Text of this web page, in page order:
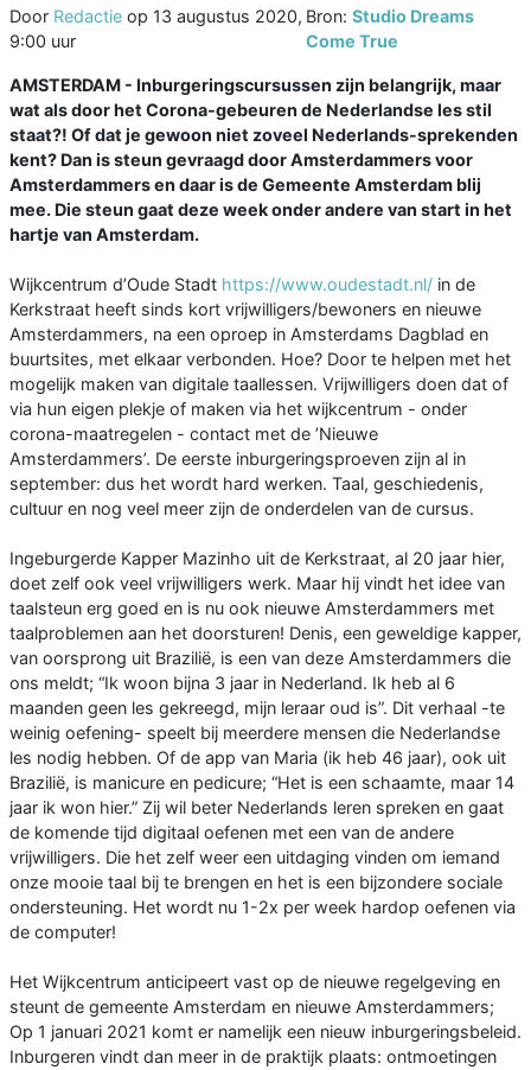
Door Redactie op 13 augustus 2020,
9:00 uur
Bron:Studio Dreams
Come True
AMSTERDAM - Inburgeringscursussen zijn belangrijk, maar
wat als door het Corona-gebeuren de Nederlandse les stil
staat?! Of dat je gewoon niet zoveel Nederlands-sprekenden
kent? Dan is steun gevraagd door Amsterdammers voor
Amsterdammers en daar is de Gemeente Amsterdam blij
mee. Die steun gaat deze week onder andere van start in het
hartje van Amsterdam.
Wijkcentrum d’Oude Stadt https://www.oudestadt.nl/ in de
Kerkstraat heeft sinds kort vrijwilligers/bewoners en nieuwe
Amsterdammers, na een oproep in Amsterdams Dagblad en
buurtsites, met elkaar verbonden. Hoe? Door te helpen met het
mogelijk maken van digitale taallessen. Vrijwilligers doen dat of
via hun eigen plekje of maken via het wijkcentrum - onder
corona-maatregelen - contact met de ’Nieuwe
Amsterdammers’. De eerste inburgeringsproeven zijn al in
september: dus het wordt hard werken. Taal, geschiedenis,
cultuur en nog veel meer zijn de onderdelen van de cursus.
Ingeburgerde Kapper Mazinho uit de Kerkstraat, al 20 jaar hier,
doet zelf ook veel vrijwilligers werk. Maar hij vindt het idee van
taalsteun erg goed en is nu ook nieuwe Amsterdammers met
taalproblemen aan het doorsturen! Denis, een geweldige kapper,
van oorsprong uit Brazilië, is een van deze Amsterdammers die
ons meldt; “Ik woon bijna 3 jaar in Nederland. Ik heb al 6
maanden geen les gekreegd, mijn leraar oud is”. Dit verhaal -te
weinig oefening- speelt bij meerdere mensen die Nederlandse
les nodig hebben. Of de app van Maria (ik heb 46 jaar), ook uit
Brazilië, is manicure en pedicure; “Het is een schaamte, maar 14
jaar ik won hier.” Zij wil beter Nederlands leren spreken en gaat
de komende tijd digitaal oefenen met een van de andere
vrijwilligers. Die het zelf weer een uitdaging vinden om iemand
onze mooie taal bij te brengen en het is een bijzondere sociale
ondersteuning. Het wordt nu 1-2x per week hardop oefenen via
de computer!
Het Wijkcentrum anticipeert vast op de nieuwe regelgeving en
steunt de gemeente Amsterdam en nieuwe Amsterdammers;
Op 1 januari 2021 komt er namelijk een nieuw inburgeringsbeleid.
Inburgeren vindt dan meer in de praktijk plaats: ontmoetingen